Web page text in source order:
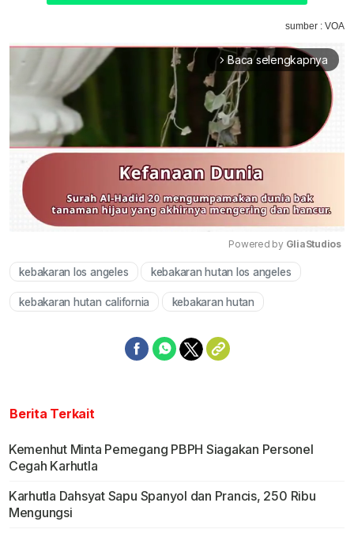
sumber : VOA
arrow_forward_ios Baca selengkapnya
Mute
Powered by GliaStudios
kebakaran los angeles kebakaran hutan los angeles
kebakaran hutan california kebakaran hutan
Berita Terkait
Kemenhut Minta Pemegang PBPH Siagakan Personel
Cegah Karhutla
Karhutla Dahsyat Sapu Spanyol dan Prancis, 250 Ribu
Mengungsi